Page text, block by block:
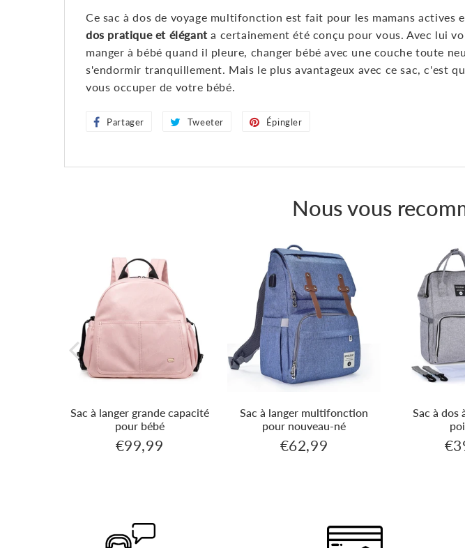
Ce sac à dos de voyage multifonction est fait pour les mamans
dos pratique et élégant a certainement été conçu pour vous. Avec lui
manger à bébé quand il pleure, changer bébé avec une couche toute
s'endormir tranquillement. Mais le plus avantageux avec ce sac, c'est
vous occuper de votre bébé.
Partager
PartagerTweeter
TweeterÉpingler
Nous vous
Sac à langer grande capacité
pour bébé
Prix
€99,99
Sac à langer multifonction
pour nouveau-né
Prix
€62,99
Sac à dos